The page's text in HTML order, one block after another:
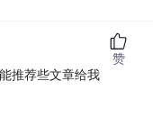
推荐些文章给我
赞